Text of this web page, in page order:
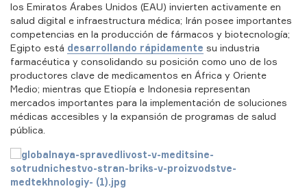
los Emiratos Árabes Unidos (EAU) invierten activamente en
salud digital e infraestructura médica; Irán posee importantes
competencias en la producción de fármacos y biotecnología;
Egipto está desarrollando rápidamente su industria
farmacéutica y consolidando su posición como uno de los
productores clave de medicamentos en África y Oriente
Medio; mientras que Etiopía e Indonesia representan
mercados importantes para la implementación de soluciones
médicas accesibles y la expansión de programas de salud
pública.